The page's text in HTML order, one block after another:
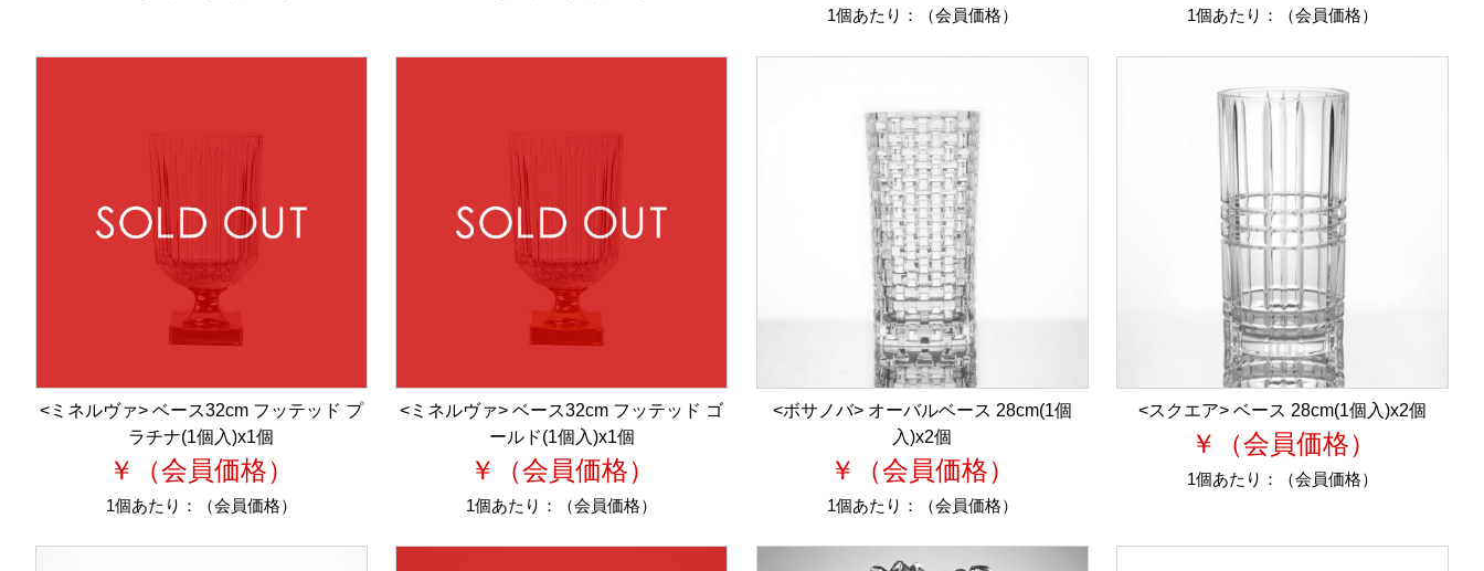
1個あたり： （会員価格） 1個あたり： （会員価格）
<ミネルヴァ> ベース32cm フッテッド プ
ラチナ(1個入)x1個
￥（会員価格）
1個あたり： （会員価格）
<ミネルヴァ> ベース32cm フッテッド ゴ
ールド(1個入)x1個
￥（会員価格）
1個あたり： （会員価格）
<ボサノバ> オーバルベース 28cm(1個
入)x2個
￥（会員価格）
1個あたり： （会員価格）
<スクエア> ベース 28cm(1個入)x2個
￥（会員価格）
1個あたり： （会員価格）